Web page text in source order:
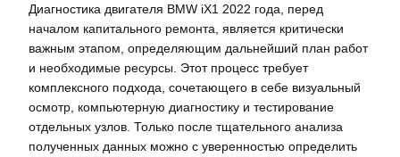
Диагностика двигателя BMW iX1 2022 года, перед
началом капитального ремонта, является критически
важным этапом, определяющим дальнейший план работ
и необходимые ресурсы. Этот процесс требует
комплексного подхода, сочетающего в себе визуальный
осмотр, компьютерную диагностику и тестирование
отдельных узлов. Только после тщательного анализа
полученных данных можно с уверенностью определить